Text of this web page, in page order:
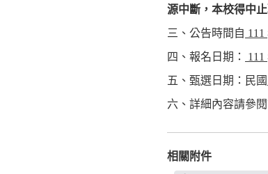
源中斷 ， 本校得中
三、公告時間自 111
四、報名日期：
111
五、甄選日期：民國
六、詳細內容請參閱
相關附件